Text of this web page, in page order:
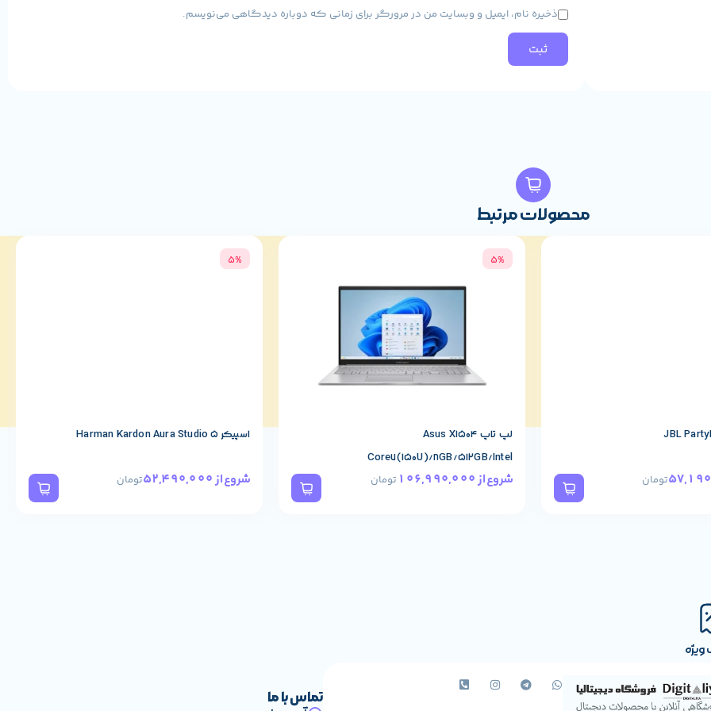
ذخیره نام، ایمیل و وبسایت من در مرورگر برای زمانی که دوباره دیدگاهی می‌نویسم.
محصولات مرتبط
تومان
لپ تاپ Asus X1504
Core7(150U)/8GB/512GB/Intel
شروع از106,990,000 تومان
5%
اسپیکر Harman Kardon Aura Studio 5
شروع از52,490,000 تومان
5%
ویژه
تماس با ما